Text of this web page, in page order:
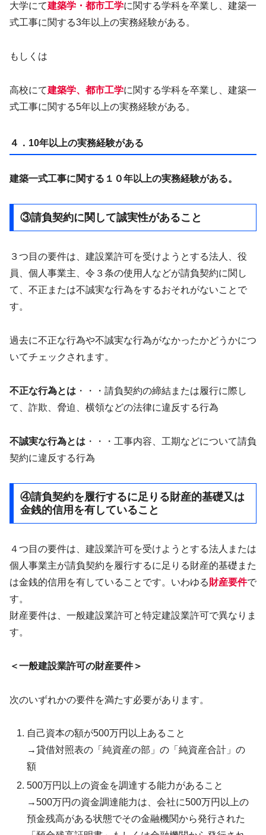
大学にて建築学・都市工学に関する学科を卒業し、建築一
式工事に関する3年以上の実務経験がある。
もしくは
高校にて建築学、都市工学に関する学科を卒業し、建築一
式工事に関する5年以上の実務経験がある。
４．10年以上の実務経験がある
建築一式工事に関する１０年以上の実務経験がある。
③請負契約に関して誠実性があること
３つ目の要件は、建設業許可を受けようとする法人、役
員、個人事業主、令３条の使用人などが請負契約に関し
て、不正または不誠実な行為をするおそれがないことで
す。
過去に不正な行為や不誠実な行為がなかったかどうかにつ
いてチェックされます。
不正な行為とは ・・・請負契約の締結または履行に際し
て、詐欺、脅迫、横領などの法律に違反する行為
不誠実な行為とは ・・・工事内容、工期などについて請負
契約に違反する行為
④請負契約を履行するに足りる財産的基礎又は
金銭的信用を有していること
４つ目の要件は、建設業許可を受けようとする法人または
個人事業主が請負契約を履行するに足りる財産的基礎また
は金銭的信用を有していることです。いわゆる財産要件で
す。
財産要件は、一般建設業許可と特定建設業許可で異なりま
す。
＜一般建設業許可の財産要件＞
次のいずれかの要件を満たす必要があります。
自己資本の額が500万円以上あること
→貸借対照表の「純資産の部」の「純資産合計」の
額
500万円以上の資金を調達する能力があること
→500万円の資金調達能力は、会社に500万円以上の
預金残高がある状態でその金融機関から発行された